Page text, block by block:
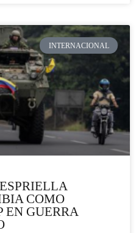
INTERNACIONAL
COMO
EN GUERRA